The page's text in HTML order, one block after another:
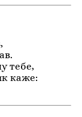
тебе,
каже: